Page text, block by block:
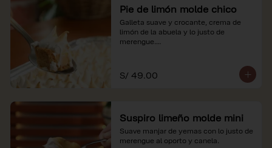
Pie de limón molde chico
Galleta suave y crocante, crema de
limón de la abuela y lo justo de
merengue.
soles e incluyen impuestos de ley y
recargo al consumo.
S/ 49.00
Suspiro limeño molde mini
Suave manjar de yemas con lo justo de
merengue al oporto y canela.